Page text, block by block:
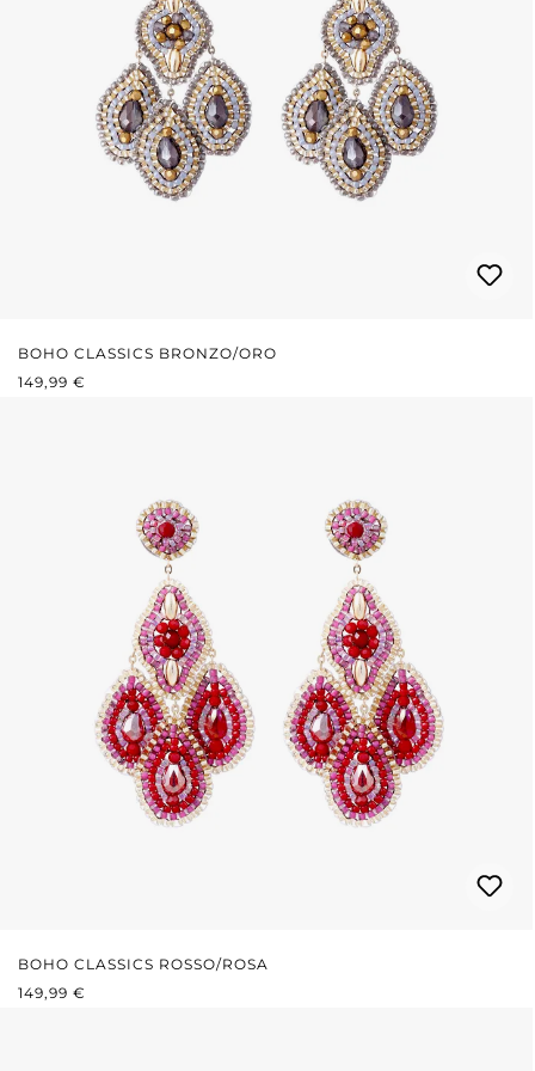
BOHO CLASSICS BRONZO/ORO
PREZZO NORMALE:
149,99 €
BOHO CLASSICS ROSSO/ROSA
PREZZO NORMALE:
149,99 €